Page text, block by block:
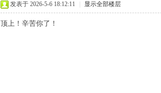
发表于 2026-5-6 18:12:11 显示全部楼层
顶上！辛苦你了！